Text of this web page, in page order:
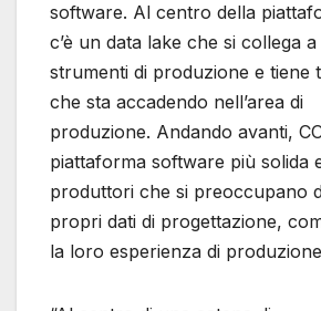
software. Al centro della
c’è un data lake che si collega
strumenti di produzione e tiene
che sta accadendo nell’area di
produzione. Andando avanti,
piattaforma software più solida
produttori che si preoccupano
propri dati di progettazione,
la loro esperienza di